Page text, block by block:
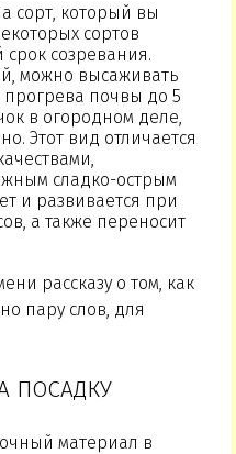
сорт, который вы
сортов
созревания.
можно высаживать
прогрева почвы до 5
в огородном деле,
Этот вид отличается
сладко-острым
и развивается при
а также переносит
рассказу о том, как
пару слов, для
ПОСАДКУ
материал в